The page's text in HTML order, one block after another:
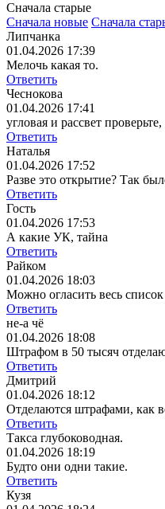
Сначала старые
Сначала новые Сначала
Липчанка
01.04.2026 17:39
Мелочь какая то.
Ответить
Чеснокова
01.04.2026 17:41
угловая и рассвет
Ответить
Наталья
01.04.2026 17:52
Разве это открытие? Так
Ответить
Гость
01.04.2026 17:53
А какие УК, тайна
Ответить
Райком
01.04.2026 18:03
Можно огласить весь
Ответить
не-а чё
01.04.2026 18:08
Штрафом в 50 тысяч
Ответить
Дмитрий
01.04.2026 18:12
Отделаются штрафами, как
Ответить
Такса глубоководная.
01.04.2026 18:19
Будто они одни такие.
Ответить
Кузя